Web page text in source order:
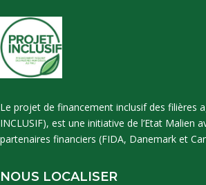
Le projet de financement inclusif des filières
INCLUSIF), est une initiative de l’Etat Malien
partenaires financiers (FIDA, Danemark et
NOUS LOCALISER